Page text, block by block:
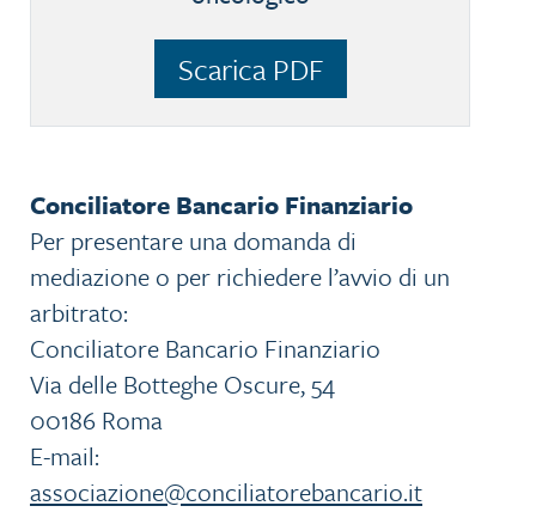
Scarica PDF
Conciliatore Bancario Finanziario
Per presentare una domanda di
mediazione o per richiedere l’avvio di un
arbitrato:
Conciliatore Bancario Finanziario
Via delle Botteghe Oscure, 54
00186 Roma
E-mail:
associazione@conciliatorebancario.it